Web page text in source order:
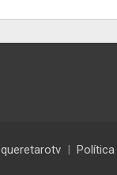
queretarotv Política